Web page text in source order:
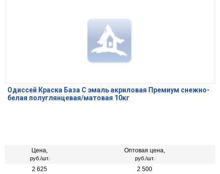
Одиссей Краска База С эмаль акриловая Премиум снежно-
белая полуглянцевая/матовая 10кг
Цена,
руб./шт.
Оптовая цена,
руб./шт.
2 625 2 500